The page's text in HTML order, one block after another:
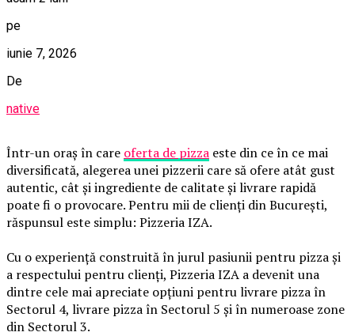
pe
iunie 7, 2026
De
native
Într-un oraș în care oferta de pizza este din ce în ce mai
diversificată, alegerea unei pizzerii care să ofere atât gust
autentic, cât și ingrediente de calitate și livrare rapidă
poate fi o provocare. Pentru mii de clienți din București,
răspunsul este simplu: Pizzeria IZA.
Cu o experiență construită în jurul pasiunii pentru pizza și
a respectului pentru clienți, Pizzeria IZA a devenit una
dintre cele mai apreciate opțiuni pentru livrare pizza în
Sectorul 4, livrare pizza în Sectorul 5 și în numeroase zone
din Sectorul 3.